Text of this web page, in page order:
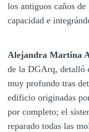
los antiguos caños
capacidad e
Alejandra Martina
de la DGArq, detalló
muy profundo tras
edificio originadas
por completo; el
reparado todas las